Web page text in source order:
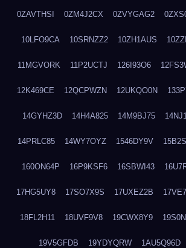
0ZAVTHSI 0ZM4J2CX 0ZVYGAG2
10LFO9CA 10SRNZZ2 10ZH1AUS
11MGVORK 11P2UCTJ 126I93O6
12K469CE 12QCPWZN 12UKQO0N
14GYHZ3D 14H4A825 14M9BJ75
14PRLC85 14WY7OYZ 1546DY9V
160ON64P 16P9KSF6 16SBWI43
17HG5UY8 17SO7X9S 17UXEZ2B
18FL2H11 18UVF9V8 19CWX8Y9
19V5GFDB 19YDYQRW 1AU5Q96D